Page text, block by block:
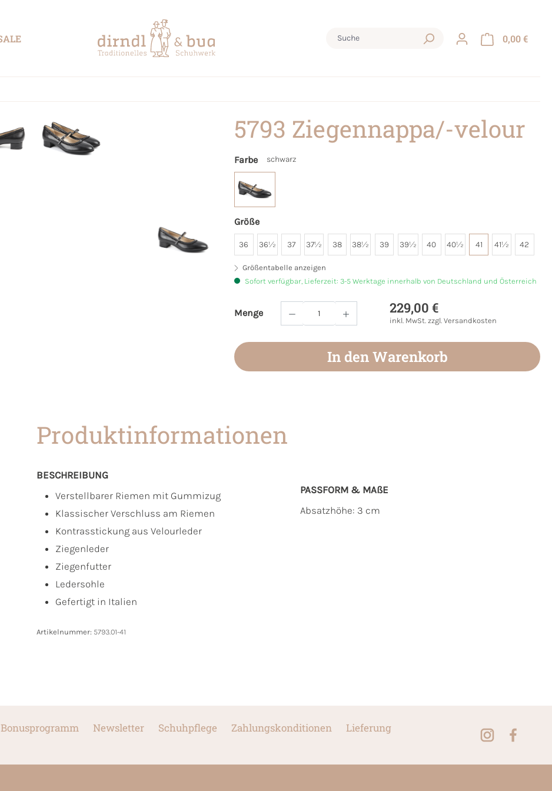
0,00 €
5793 Ziegennappa/-velour
Farbe schwarz
Größe
36 36½ 37 37½ 38 38½ 39 39½ 40 40½ 41 41½ 42
Größentabelle anzeigen
Sofort verfügbar, Lieferzeit: 3-5 Werktage innerhalb von Deutschland und Österreich
Menge
Produkt Anzahl: Gib den gewünschten Wert ein
229,00 €
inkl. MwSt. zzgl. Versandkosten
In den Warenkorb
Produktinformationen
BESCHREIBUNG
Verstellbarer Riemen mit Gummizug
Klassischer Verschluss am Riemen
Kontrasstickung aus Velourleder
Ziegenleder
Ziegenfutter
Ledersohle
Gefertigt in Italien
PASSFORM & MAẞE
Absatzhöhe: 3 cm
Artikelnummer: 5793.01-41
Bonusprogramm Newsletter Schuhpflege Zahlungskonditionen
Lieferung